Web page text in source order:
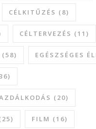
CÉLKITŰZÉS (8)
CÉLTERVEZÉS (11)
(58) EGÉSZSÉGES
(20)
FILM (16)